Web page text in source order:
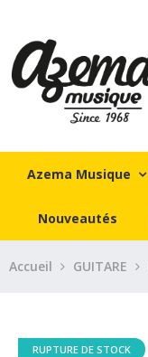
Azema Musique
Nouveautés
Accueil GUITARE
RUPTURE DE STOCK